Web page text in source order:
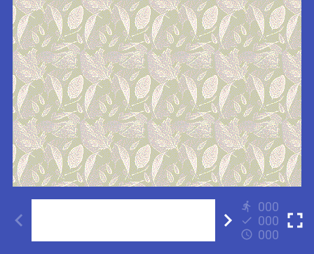
000
000
000